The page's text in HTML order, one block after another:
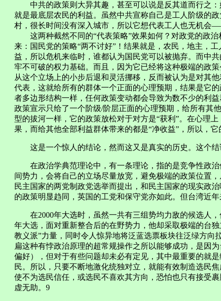
中共的政策则大异其趣，甚至可以说是反其道而行之：
就是最底层农民的利益。虽然中共宣称自己是工人阶级的
村，很长时间没有深入城市，所以它想代表工人也无机会
这两种截然不同的“代表策略”效果如何？对政党的政治
来：国民党的策略“两不讨好”！结果就是，农民，地主，
益，所以危机来临时，谁都认为国民党可以被抛弃。而中
牢不可破的权力基础。而且，因为它已经将这种极端的政
从这个立场上的小步后退和灵活挪移，反而被认为是对其
代表，这就给所有的群体一个正面的心理预期，结果是它
者多边形结构一样，任何政策变动都会导致为数不少的利
政策宣示只给了一个阶级/阶层正面的心理预期，给所有其
型的拔河一样，它的政策放松对于对方是“获利”。在心理
果，而给其他全部利益群体带来的都是“净收益”，所以，
这是一个惊人的结论，然而这又是真实的历史。这个结
在政治学典范理论中，有一条理论，指的是竞争性政治
间势力，会将自己的立场尽量放宽，避免极端的政策位置
民主国家的两党制政党选举而提出，和民主国家的现实政
的政策明显趋同，英国的工党和保守党亦如此。但台湾近
在2000年大选时，虽然一共有三组势均力敌的候选人，
年大选，面对重新整合后的在野势力，他却采取极端的台
教义派”力量，同时令人惊异地将泛蓝选票板块往泛绿方向
扁这种有悖政治原理的超常规操作之所以能够成功，是因
偏好），但对于有些问题却未必有定见，其中最重要的就
民。所以，只要不断地激化统独对立，就能有效制造选民
使不为选民信任，或选民不喜欢其方向，恐怕也只有接受
虚无助。9